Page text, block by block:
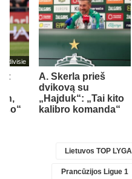
A. Skerla prieš
dvikovą su
„Hajduk“: „Tai kito
kalibro komanda“
Lietuvos TOP LYGA
Prancūzijos Ligue 1